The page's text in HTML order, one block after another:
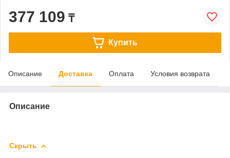
377 109 ₸
Купить
Описание Доставка Оплата Условия возврата
Описание
Скрыть